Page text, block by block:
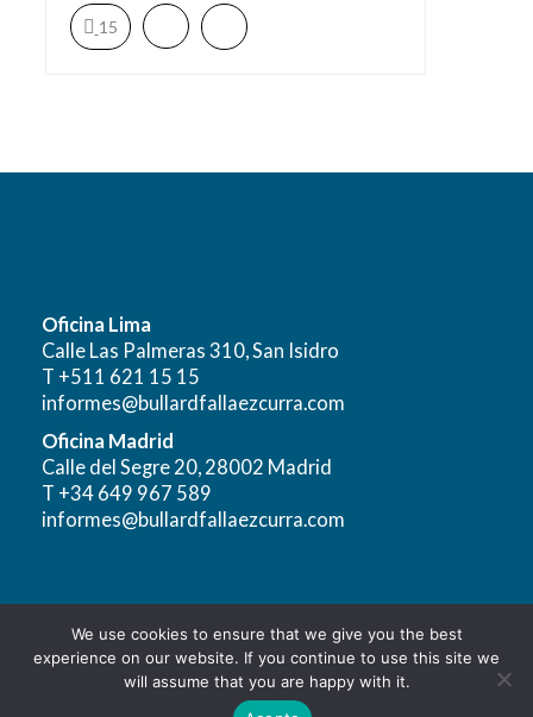
15
Oficina Lima
Calle Las Palmeras 310, San Isidro
T +511 621 15 15
informes@bullardfallaezcurra.com
Oficina Madrid
Calle del Segre 20, 28002 Madrid
T +34 649 967 589
informes@bullardfallaezcurra.com
Aviso Legal|Política de Privacidad para el Tratamiento y
Protección de Datos Personales
Copyright © 2026 - Bullard Falla Ezcurra
We use cookies to ensure that we give you the best
experience on our website. If you continue to use this site we
will assume that you are happy with it.